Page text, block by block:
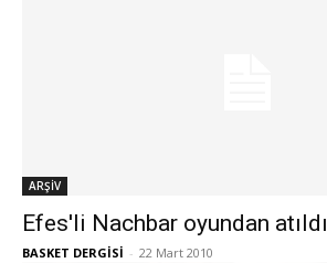
ARŞİV
Efes'li Nachbar oyundan atıldı
BASKET DERGİSİ - 22 Mart 2010